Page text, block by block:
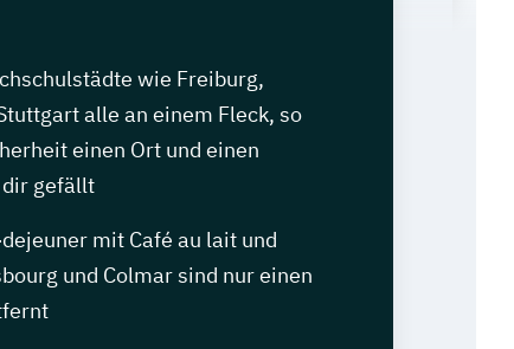
wie Freiburg,
alle an einem Fleck, so
einen Ort und einen
dir gefällt
mit Café au lait und
und Colmar sind nur einen